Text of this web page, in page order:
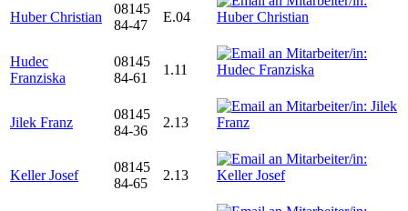
Huber Christian
08145
84-47
E.04
Hudec
Franziska
08145
84-61
1.11
Jilek Franz
08145
84-36
2.13
Keller Josef
08145
84-65
2.13